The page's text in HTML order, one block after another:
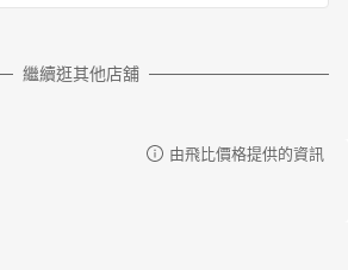
繼續逛其他店舖
由飛比價格提供的資訊